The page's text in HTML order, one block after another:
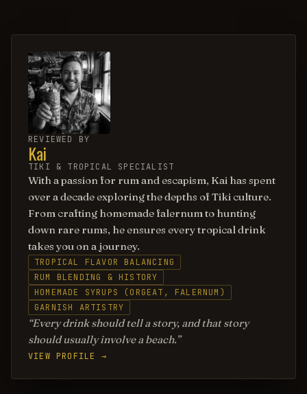
REVIEWED BY
Kai
TIKI & TROPICAL SPECIALIST
With a passion for rum and escapism, Kai has spent
over a decade exploring the depths of Tiki culture.
From crafting homemade falernum to hunting
down rare rums, he ensures every tropical drink
takes you on a journey.
TROPICAL FLAVOR BALANCING
RUM BLENDING & HISTORY
HOMEMADE SYRUPS (ORGEAT, FALERNUM)
GARNISH ARTISTRY
Every drink should tell a story, and that story
should usually involve a beach.
VIEW PROFILE →